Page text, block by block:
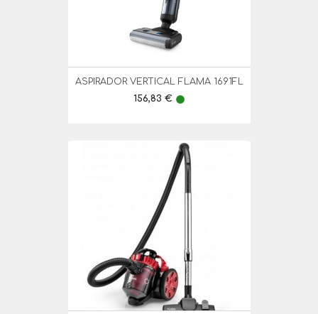
ASPIRADOR VERTICAL FLAMA 1691FL
Preço
156,83 € lens